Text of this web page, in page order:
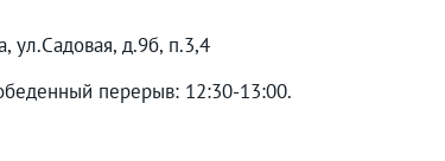
ул.Садовая, д.9б, п.3,4
перерыв: 12:30-13:00.